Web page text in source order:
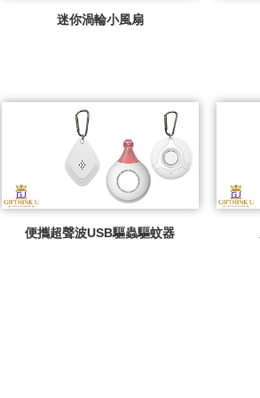
迷你渦輪小風扇
便攜超聲波USB驅蟲驅蚊器